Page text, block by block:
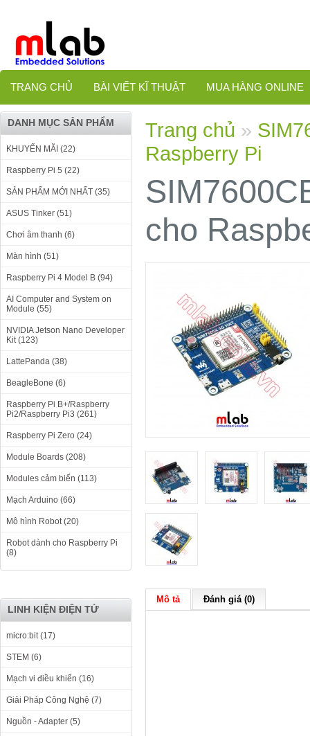
TRANG CHỦ BÀI VIẾT KĨ THUẬT MUA HÀNG ONLINE
DANH MỤC SẢN PHẨM
KHUYẾN MÃI (22)
Raspberry Pi 5 (22)
SẢN PHẨM MỚI NHẤT (35)
ASUS Tinker (51)
Chơi âm thanh (6)
Màn hình (51)
Raspberry Pi 4 Model B (94)
AI Computer and System on
Module (55)
NVIDIA Jetson Nano Developer
Kit (123)
LattePanda (38)
BeagleBone (6)
Raspberry Pi B+/Raspberry
Pi2/Raspberry Pi3 (261)
Raspberry Pi Zero (24)
Module Boards (208)
Modules cảm biến (113)
Mạch Arduino (66)
Mô hình Robot (20)
Robot dành cho Raspberry Pi
(8)
LINH KIỆN ĐIỆN TỬ
micro:bit (17)
STEM (6)
Mạch vi điều khiển (16)
Giải Pháp Công Nghệ (7)
Nguồn - Adapter (5)
Trang chủ »
Raspberry Pi
cho
Mô tả Đánh giá (0)